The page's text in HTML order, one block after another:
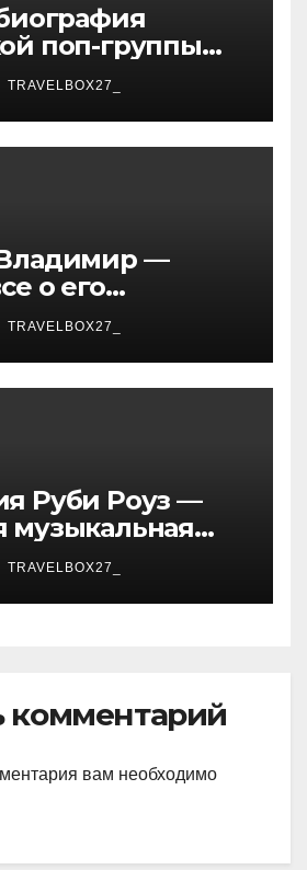
поп-группы
интернешнл»
успеха, музыка
TRAVELBOX27_
—
о его
возрасте и
TRAVELBOX27_
Руби Роуз —
музыкальная
жизнь и
TRAVELBOX27_
комментарий
вам необходимо